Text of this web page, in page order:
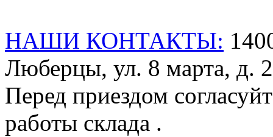
НАШИ КОНТАКТЫ:
Люберцы, ул. 8 марта, д.
Перед приездом
работы склада .